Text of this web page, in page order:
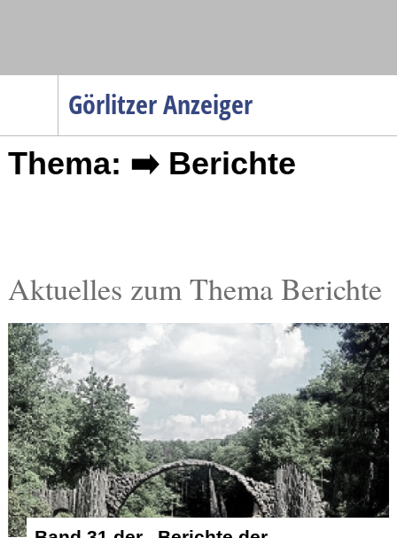
Görlitzer Anzeiger
Menüpunkte
Startseite
Verkehr
Gesundheit
Kultur
Sport
Termine
Kostenlos
Thema: ➡️ Berichte
Aktuelles zum Thema Berichte